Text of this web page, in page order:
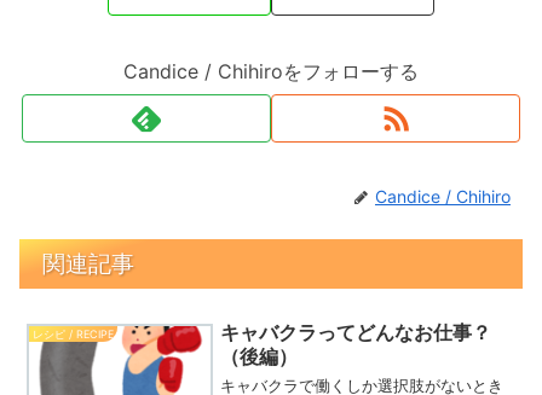
Candice / Chihiroをフォローする
Candice / Chihiro
関連記事
レシピ / RECIPE
キャバクラってどんなお仕事？
（後編）
キャバクラで働くしか選択肢がないとき